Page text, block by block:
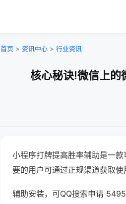
首页 > 资讯中心 > 行业资讯
核心秘诀!微信上的
小程序打牌提高胜率辅助是一
要的用户可通过正规渠道获取使
辅助安装，可QQ搜索申请